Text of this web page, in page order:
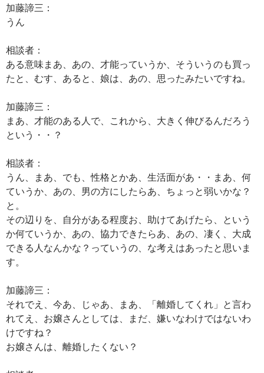
加藤諦三：
うん
相談者：
ある意味まあ、あの、才能っていうか、そういうのも買っ
たと、むす、あると、娘は、あの、思ったみたいですね。
加藤諦三：
まあ、才能のある人で、これから、大きく伸びるんだろう
という・・？
相談者：
うん、まあ、でも、性格とかあ、生活面があ・・まあ、何
ていうか、あの、男の方にしたらあ、ちょっと弱いかな？
と。
その辺りを、自分がある程度お、助けてあげたら、という
か何ていうか、あの、協力できたらあ、あの、凄く、大成
できる人なんかな？っていうの、な考えはあったと思いま
す。
加藤諦三：
それでえ、今あ、じゃあ、まあ、「離婚してくれ」と言わ
れてえ、お嬢さんとしては、まだ、嫌いなわけではないわ
けですね？
お嬢さんは、離婚したくない？